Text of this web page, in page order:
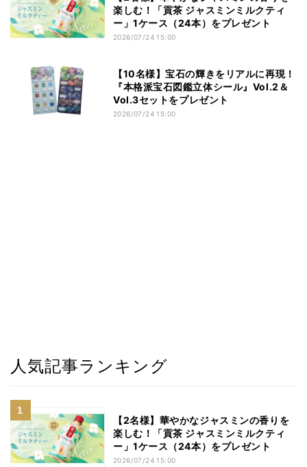
楽しむ！「貢茶 ジャスミンミルクティ
ー」1ケース（24本）をプレゼント
2026/07/24 15:00
【10名様】宝石の輝きをリアルに再現！
『本格派宝石図鑑立体シール』Vol.2＆
Vol.3セットをプレゼント
2026/07/24 15:00
人気記事ランキング
【2名様】華やかなジャスミンの香りを
楽しむ！「貢茶 ジャスミンミルクティ
ー」1ケース（24本）をプレゼント
2026/07/24 15:00